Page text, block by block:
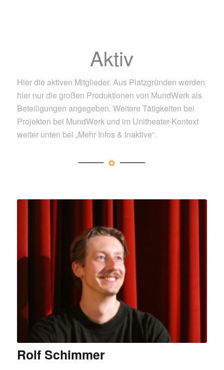
Aktiv
Hier die aktiven Mitglieder. Aus Platzgründen werden
hier nur die großen Produktionen von MundWerk als
Beteiligungen angegeben. Weitere Tätigkeiten bei
Projekten bei MundWerk und im Unitheater-Kontext
weiter unten bei „Mehr Infos & Inaktive“.
Rolf Schimmer